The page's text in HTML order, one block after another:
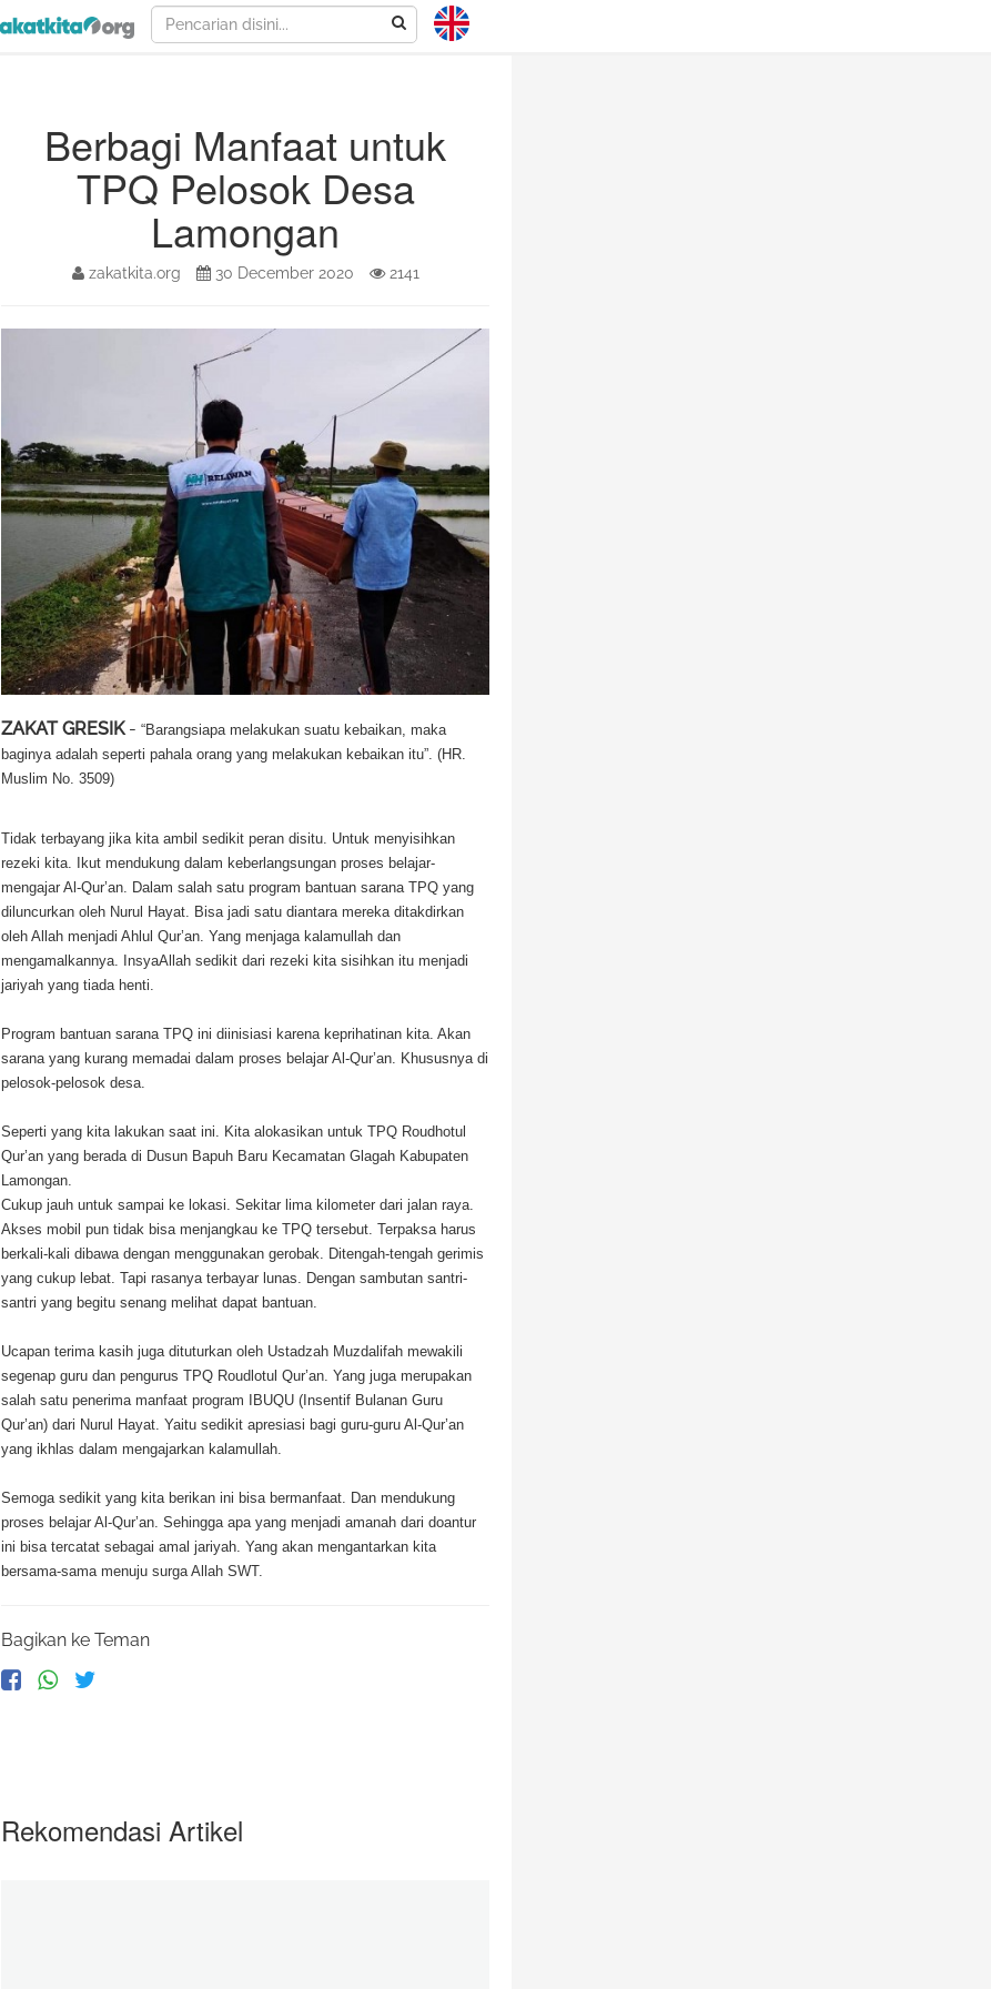
Berbagi Manfaat untuk
TPQ Pelosok Desa
Lamongan
zakatkita.org 30 December 2020 2141
ZAKAT GRESIK- “Barangsiapa melakukan suatu kebaikan, maka
baginya adalah seperti pahala orang yang melakukan kebaikan itu”. (HR.
Muslim No. 3509)
Tidak terbayang jika kita ambil sedikit peran disitu. Untuk menyisihkan
rezeki kita. Ikut mendukung dalam keberlangsungan proses belajar-
mengajar Al-Qur’an. Dalam salah satu program bantuan sarana TPQ yang
diluncurkan oleh Nurul Hayat. Bisa jadi satu diantara mereka ditakdirkan
oleh Allah menjadi Ahlul Qur’an. Yang menjaga kalamullah dan
mengamalkannya. InsyaAllah sedikit dari rezeki kita sisihkan itu menjadi
jariyah yang tiada henti.
Program bantuan sarana TPQ ini diinisiasi karena keprihatinan kita. Akan
sarana yang kurang memadai dalam proses belajar Al-Qur’an. Khususnya di
pelosok-pelosok desa.
Seperti yang kita lakukan saat ini. Kita alokasikan untuk TPQ Roudhotul
Qur’an yang berada di Dusun Bapuh Baru Kecamatan Glagah Kabupaten
Lamongan.
Cukup jauh untuk sampai ke lokasi. Sekitar lima kilometer dari jalan raya.
Akses mobil pun tidak bisa menjangkau ke TPQ tersebut. Terpaksa harus
berkali-kali dibawa dengan menggunakan gerobak. Ditengah-tengah gerimis
yang cukup lebat. Tapi rasanya terbayar lunas. Dengan sambutan santri-
santri yang begitu senang melihat dapat bantuan.
Ucapan terima kasih juga dituturkan oleh Ustadzah Muzdalifah mewakili
segenap guru dan pengurus TPQ Roudlotul Qur’an. Yang juga merupakan
salah satu penerima manfaat program IBUQU (Insentif Bulanan Guru
Qur’an) dari Nurul Hayat. Yaitu sedikit apresiasi bagi guru-guru Al-Qur’an
yang ikhlas dalam mengajarkan kalamullah.
Semoga sedikit yang kita berikan ini bisa bermanfaat. Dan mendukung
proses belajar Al-Qur’an. Sehingga apa yang menjadi amanah dari doantur
ini bisa tercatat sebagai amal jariyah. Yang akan mengantarkan kita
bersama-sama menuju surga Allah SWT.
Bagikan ke Teman
Rekomendasi Artikel